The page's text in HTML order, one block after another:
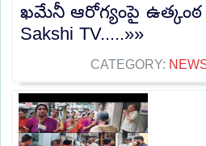
ఖమేనీ ఆరోగ్యంపై ఉత్కంఠ |
Sakshi TV.....»»
CATEGORY: